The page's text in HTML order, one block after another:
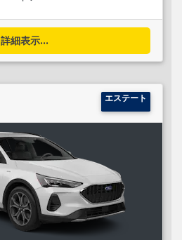
詳細表示...
エステート